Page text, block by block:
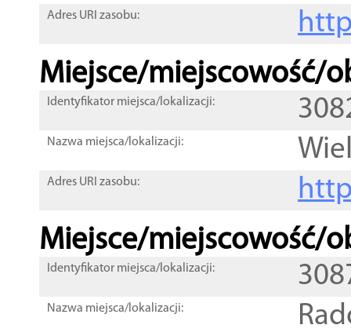
Adres URI zasobu:
Miejsce/miejscowość/
Identyfikator miejsca/lokalizacji:
Nazwa miejsca/lokalizacji:
Adres URI zasobu:
Miejsce/miejscowość/
Identyfikator miejsca/lokalizacji:
Nazwa miejsca/lokalizacji: